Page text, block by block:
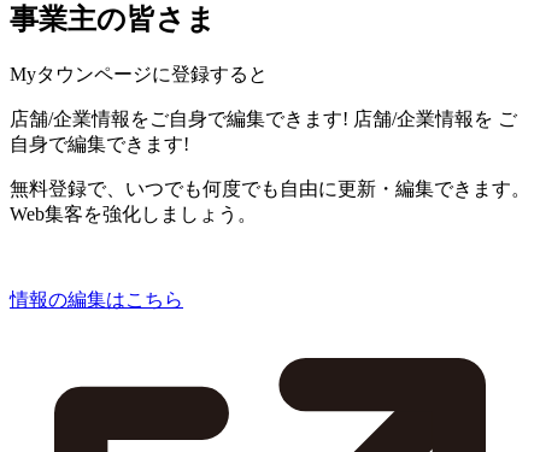
事業主の皆さま
Myタウンページに登録すると
店舗/企業情報をご自身で編集できます! 店舗/企業情報を ご
自身で編集できます!
無料登録で、いつでも何度でも自由に更新・編集できます。
Web集客を強化しましょう。
情報の編集はこちら